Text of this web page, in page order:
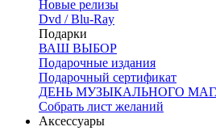
Новые релизы
Dvd / Blu-Ray
Подарки
ВАШ ВЫБОР
Подарочные издания
Подарочный сертификат
ДЕНЬ МУЗЫКАЛЬНОГО
Собрать лист желаний
Аксессуары